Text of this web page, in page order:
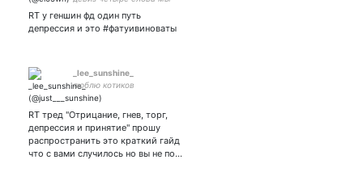
котята это клево☆ закр ☆
pfp by
RT у геншин фд один путь
депрессия и это #фатуивиноваты
_lee_sunshine_
люблю котиков
RT тред "Отрицание, гнев, торг,
депрессия и принятие" прошу
распространить это краткий гайд
что с вами случилось но вы не по…